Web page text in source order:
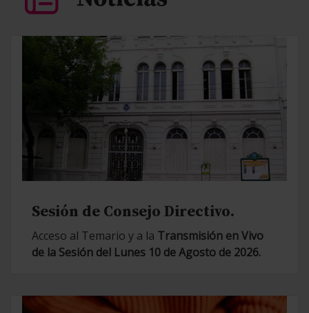
Sesión de Consejo Directivo.
Acceso al Temario y a la Transmisión en Vivo
de la Sesión del Lunes 10 de Agosto de 2026.